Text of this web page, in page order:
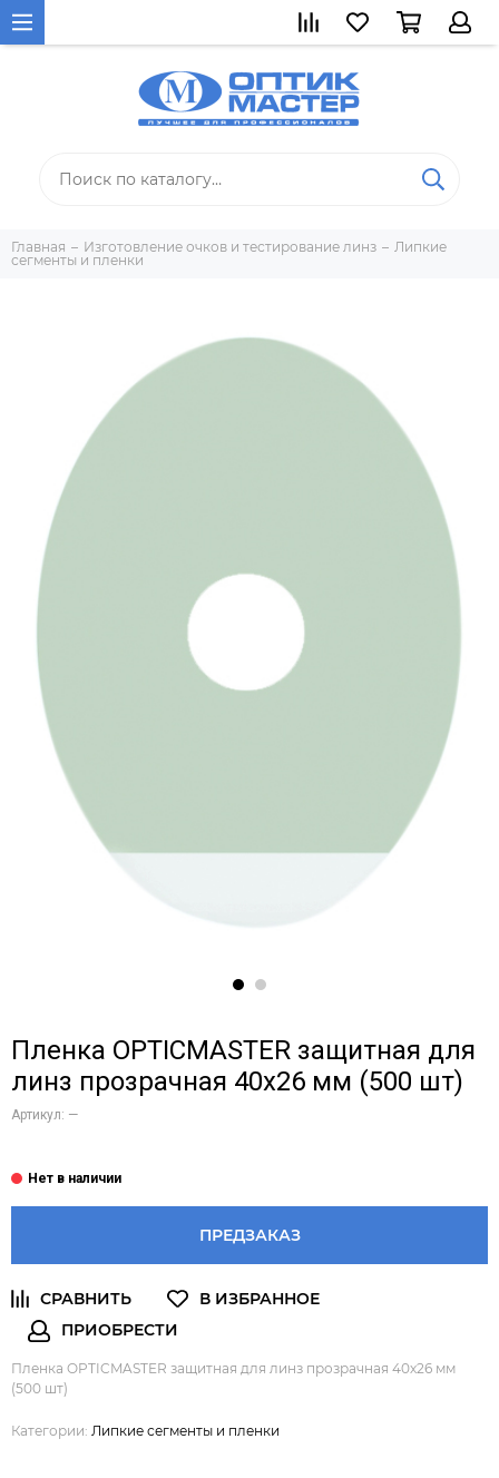
Главная Изготовление очков и тестирование линз
Липкие
сегменты и пленки
Пленка OPTICMASTER защитная для
линз прозрачная 40х26 мм (500 шт)
Артикул: —
ПРЕДЗАКАЗ
Пленка OPTICMASTER защитная для линз прозрачная 40х26 мм
(500 шт)
Категории: Липкие сегменты и пленки